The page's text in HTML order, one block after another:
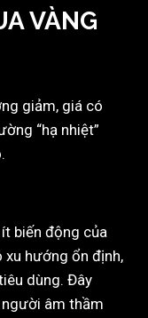
VÀNG
giảm, giá có
“hạ nhiệt”
biến động của
hướng ổn định,
dùng. Đây
âm thầm